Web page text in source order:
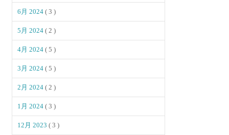
6月 2024( 3 )
5月 2024( 2 )
4月 2024( 5 )
3月 2024( 5 )
2月 2024( 2 )
1月 2024( 3 )
12月 2023( 3 )